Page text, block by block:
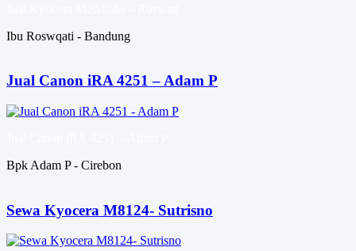
Ibu Roswqati - Bandung
Jual Canon iRA 4251 – Adam P
Bpk Adam P - Cirebon
Sewa Kyocera M8124- Sutrisno